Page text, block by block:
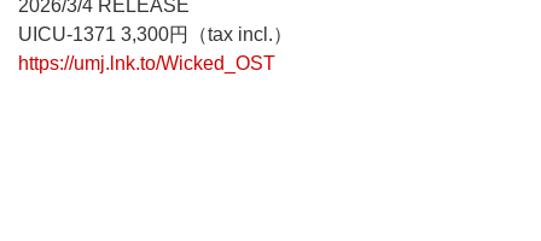
2026/3/4 RELEASE
UICU-1371 3,300円（tax incl.）
https://umj.lnk.to/Wicked_OST